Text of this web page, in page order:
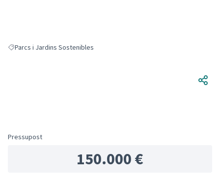
Resultats en filtrar per: Parcs i Jardins Sostenibles
Parcs i Jardins Sostenibles
Pressupost
150.000 €